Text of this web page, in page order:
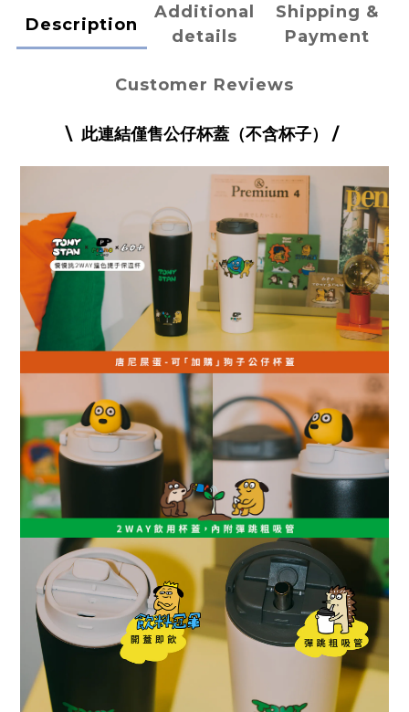
Description
Additional
details
Shipping &
Payment
Customer Reviews
\ 此連結僅售公仔杯蓋（不含杯子） /